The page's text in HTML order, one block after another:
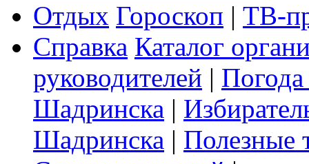
Отдых Гороскоп | ТВ-
Справка Каталог
руководителей |
Шадринска |
Шадринска | Полезные